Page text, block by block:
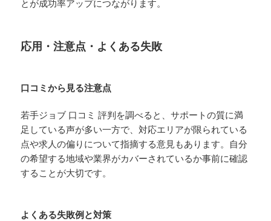
とが成功率アップにつながります。
応用・注意点・よくある失敗
口コミから見る注意点
若手ジョブ 口コミ 評判を調べると、サポートの質に満
足している声が多い一方で、対応エリアが限られている
点や求人の偏りについて指摘する意見もあります。自分
の希望する地域や業界がカバーされているか事前に確認
することが大切です。
よくある失敗例と対策